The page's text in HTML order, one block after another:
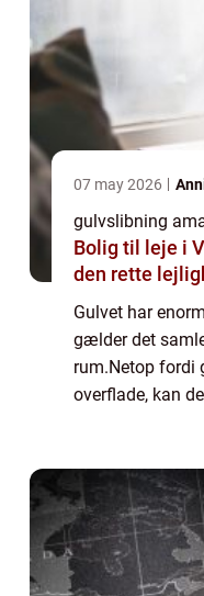
07 may 2026
gulvslibning
Bolig til leje i
den rette
Gulvet har
gælder det
rum.Netop fordi
overflade, kan